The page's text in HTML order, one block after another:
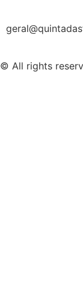
© All rights